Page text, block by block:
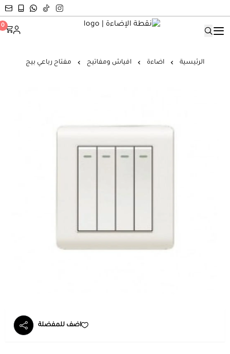
نقطة الإضاءة 0
الرئيسية اضاءة افياش ومفاتيح مفتاح رباعي بيج
اضف للمفضلة